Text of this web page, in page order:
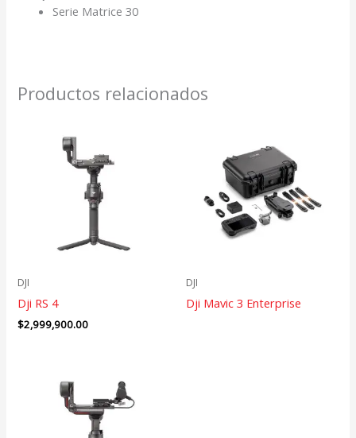
Serie Matrice 30
Productos relacionados
DJI
Dji RS 4
$2,999,900.00
DJI
Dji Mavic 3 Enterprise